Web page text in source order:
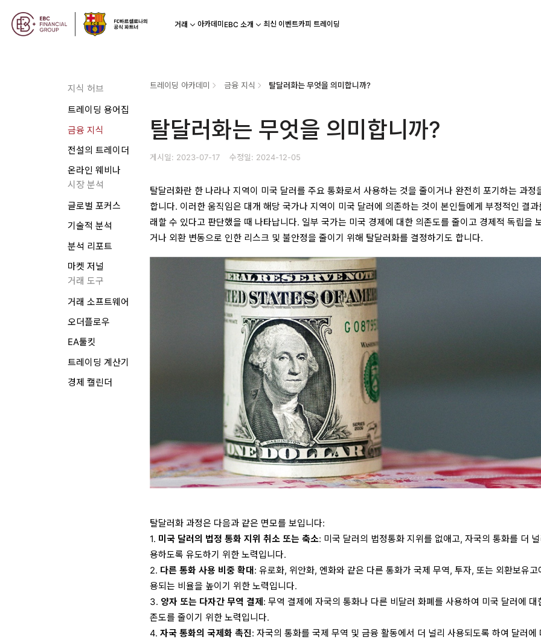
거래 아카데미 EBC 소개 최신 이벤트카피 트레이딩
지식 허브
트레이딩 용어집
금융 지식
전설의 트레이더
온라인 웨비나
시장 분석
글로벌 포커스
기술적 분석
분석 리포트
마켓 저널
거래 도구
거래 소프트웨어
오더플로우
EA툴킷
트레이딩 계산기
경제 캘린더
트레이딩 아카데미 금융 지식 탈달러화는 무엇을 의미합니까?
탈달러화는 무엇을 의미합니까?
게시일: 2023-07-17 수정일: 2024-12-05
탈달러화란 한 나라나 지역이 미국 달러를 주요 통화로서 사용하는 것을 줄이거나 완전히 포기하는 과정
합니다. 이러한 움직임은 대개 해당 국가나 지역이 미국 달러에 의존하는 것이 본인들에게 부정적인 결과
래할 수 있다고 판단했을 때 나타납니다. 일부 국가는 미국 경제에 대한 의존도를 줄이고 경제적 독립을
거나 외환 변동으로 인한 리스크 및 불안정을 줄이기 위해 탈달러화를 결정하기도 합니다.
탈달러화 과정은 다음과 같은 면모를 보입니다:
1. 미국 달러의 법정 통화 지위 취소 또는 축소: 미국 달러의 법정통화 지위를 없애고, 자국의 통화를 더
용하도록 유도하기 위한 노력입니다.
2. 다른 통화 사용 비중 확대 : 유로화, 위안화, 엔화와 같은 다른 통화가 국제 무역, 투자, 또는 외환보유고
용되는 비율을 높이기 위한 노력입니다.
3. 양자 또는 다자간 무역 결제 : 무역 결제에 자국의 통화나 다른 비달러 화폐를 사용하여 미국 달러에 대
존도를 줄이기 위한 노력입니다.
4.자국 통화의 국제화 촉진: 자국의 통화를 국제 무역 및 금융 활동에서 더 널리 사용되도록 하여 달러에